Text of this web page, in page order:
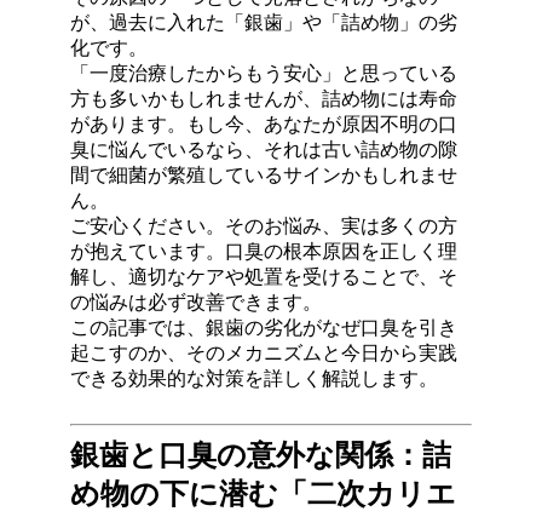
が、過去に入れた「銀歯」や「詰め物」の劣
化です。
「一度治療したからもう安心」と思っている
方も多いかもしれませんが、詰め物には寿命
があります。もし今、あなたが原因不明の口
臭に悩んでいるなら、それは古い詰め物の隙
間で細菌が繁殖しているサインかもしれませ
ん。
ご安心ください。そのお悩み、実は多くの方
が抱えています。口臭の根本原因を正しく理
解し、適切なケアや処置を受けることで、そ
の悩みは必ず改善できます。
この記事では、銀歯の劣化がなぜ口臭を引き
起こすのか、そのメカニズムと今日から実践
できる効果的な対策を詳しく解説します。
銀歯と口臭の意外な関係：詰
め物の下に潜む「二次カリエ